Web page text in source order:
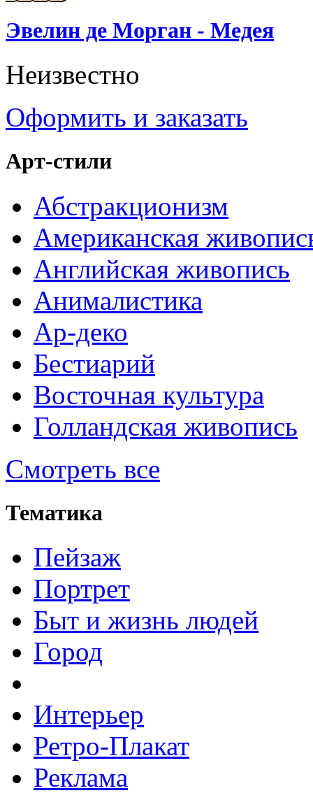
Эвелин де Морган - Медея
Неизвестно
Оформить и заказать
Арт-стили
Абстракционизм
Американская
Английская живопись
Анималистика
Ар-деко
Бестиарий
Восточная культура
Голландская живопись
Смотреть все
Тематика
Пейзаж
Портрет
Быт и жизнь людей
Город
Интерьер
Ретро-Плакат
Реклама